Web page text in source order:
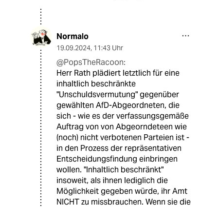
Normalo
19.09.2024, 11:43 Uhr
@PopsTheRacoon:
Herr Rath plädiert letztlich für eine
inhaltlich beschränkte
"Unschuldsvermutung" gegenüber
gewählten AfD-Abgeordneten, die
sich - wie es der verfassungsgemäße
Auftrag von von Abgeorndeteen wie
(noch) nicht verbotenen Parteien ist -
in den Prozess der repräsentativen
Entscheidungsfindung einbringen
wollen. "Inhaltlich beschränkt"
insoweit, als ihnen lediglich die
Möglichkeit gegeben würde, ihr Amt
NICHT zu missbrauchen. Wenn sie die